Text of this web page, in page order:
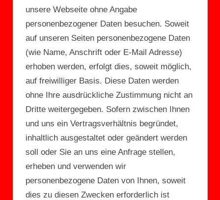
unsere Webseite ohne Angabe
personenbezogener Daten besuchen. Soweit
auf unseren Seiten personenbezogene Daten
(wie Name, Anschrift oder E-Mail Adresse)
erhoben werden, erfolgt dies, soweit möglich,
auf freiwilliger Basis. Diese Daten werden
ohne Ihre ausdrückliche Zustimmung nicht an
Dritte weitergegeben. Sofern zwischen Ihnen
und uns ein Vertragsverhältnis begründet,
inhaltlich ausgestaltet oder geändert werden
soll oder Sie an uns eine Anfrage stellen,
erheben und verwenden wir
personenbezogene Daten von Ihnen, soweit
dies zu diesen Zwecken erforderlich ist